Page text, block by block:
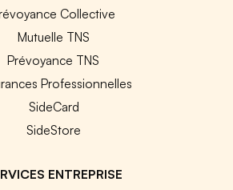
Collective
Mutuelle TNS
Prévoyance TNS
Professionnelles
SideCard
SideStore
ENTREPRISE